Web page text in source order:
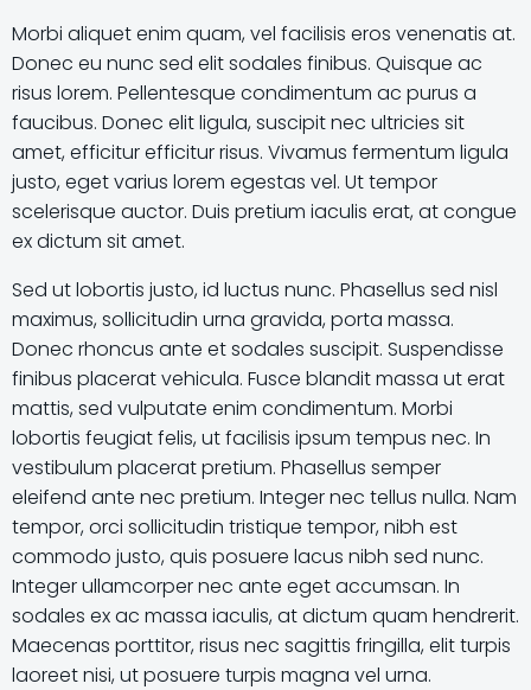
Morbi aliquet enim quam, vel facilisis eros venenatis at.
Donec eu nunc sed elit sodales finibus. Quisque ac
risus lorem. Pellentesque condimentum ac purus a
faucibus. Donec elit ligula, suscipit nec ultricies sit
amet, efficitur efficitur risus. Vivamus fermentum ligula
justo, eget varius lorem egestas vel. Ut tempor
scelerisque auctor. Duis pretium iaculis erat, at congue
ex dictum sit amet.
Sed ut lobortis justo, id luctus nunc. Phasellus sed nisl
maximus, sollicitudin urna gravida, porta massa.
Donec rhoncus ante et sodales suscipit. Suspendisse
finibus placerat vehicula. Fusce blandit massa ut erat
mattis, sed vulputate enim condimentum. Morbi
lobortis feugiat felis, ut facilisis ipsum tempus nec. In
vestibulum placerat pretium. Phasellus semper
eleifend ante nec pretium. Integer nec tellus nulla. Nam
tempor, orci sollicitudin tristique tempor, nibh est
commodo justo, quis posuere lacus nibh sed nunc.
Integer ullamcorper nec ante eget accumsan. In
sodales ex ac massa iaculis, at dictum quam hendrerit.
Maecenas porttitor, risus nec sagittis fringilla, elit turpis
laoreet nisi, ut posuere turpis magna vel urna.